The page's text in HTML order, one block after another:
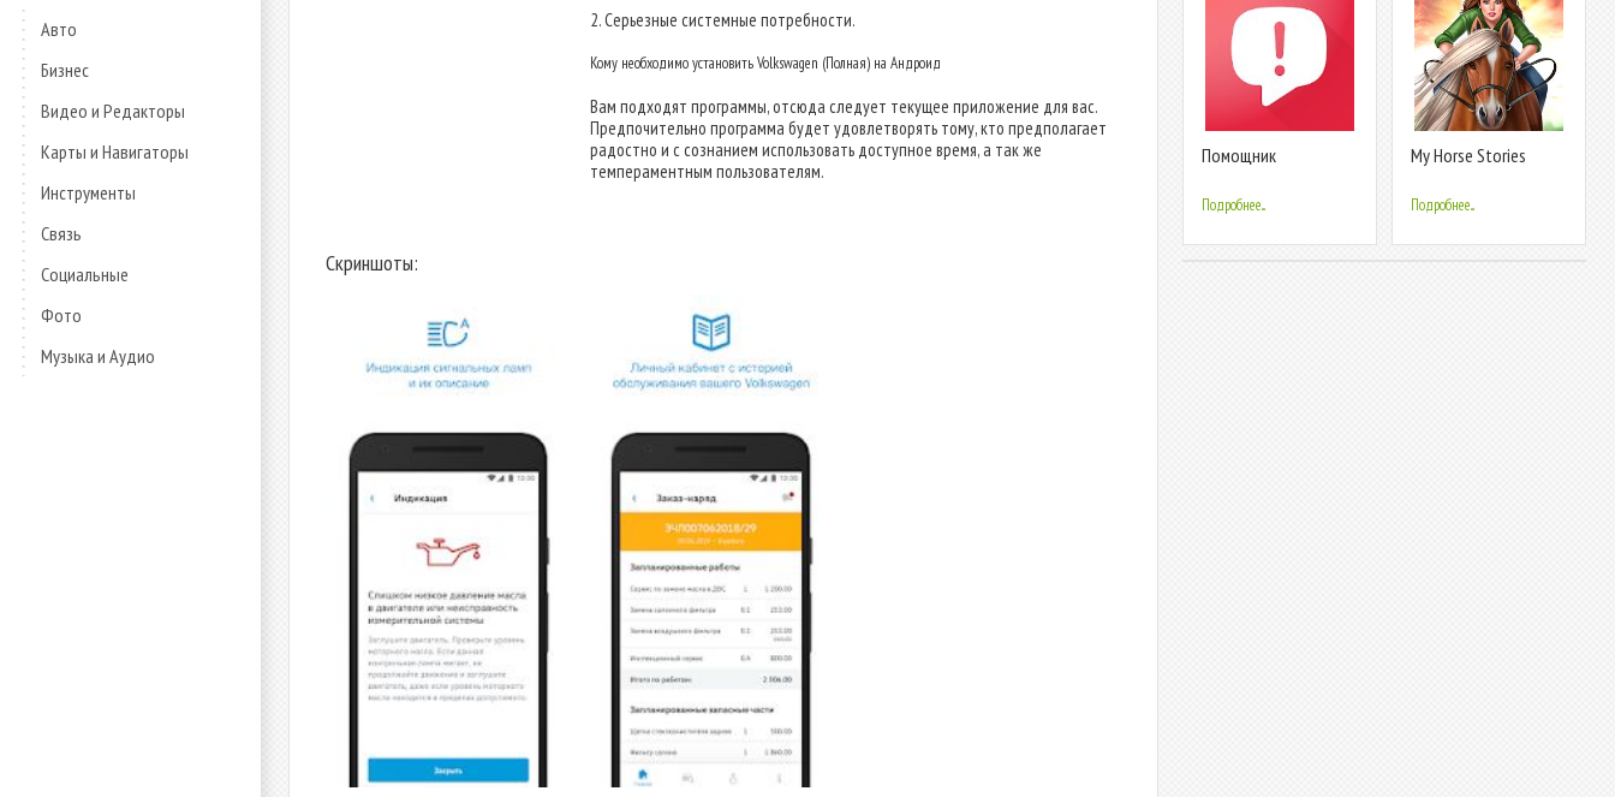
Авто
Бизнес
Видео и Редакторы
Карты и Навигаторы
Инструменты
Связь
Социальные
Фото
Музыка и Аудио
2. Серьезные системные потребности.
Кому необходимо установить Volkswagen (Полная) на Андроид
Вам подходят программы, отсюда следует текущее приложение для вас.
Предпочительно программа будет удовлетворять тому, кто предполагает
радостно и с сознанием использовать доступное время, а так же
темпераментным пользователям.
Скриншоты:
Помощник
Подробнее...
My Horse Stories
Подробнее...